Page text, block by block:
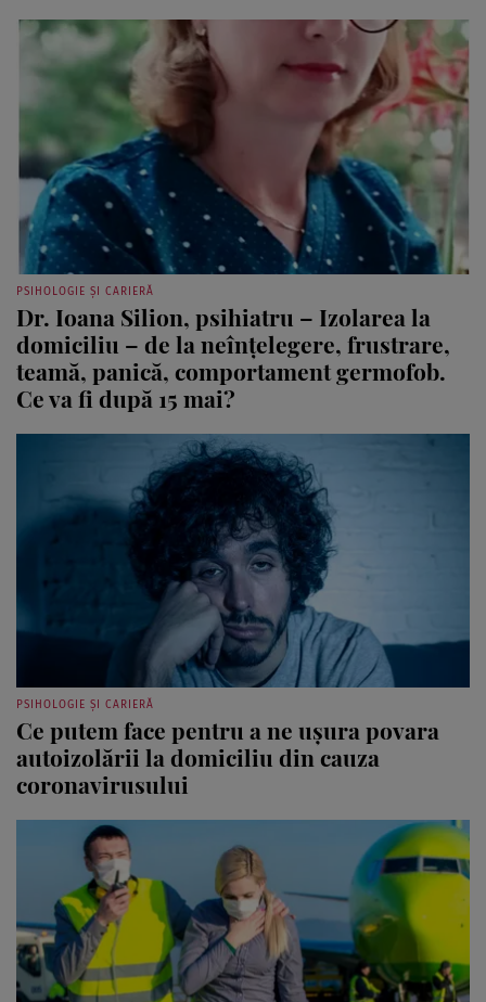
PSIHOLOGIE ȘI CARIERĂ
Dr. Ioana Silion, psihiatru – Izolarea la
domiciliu – de la neînţelegere, frustrare,
teamă, panică, comportament germofob.
Ce va fi după 15 mai?
PSIHOLOGIE ȘI CARIERĂ
Ce putem face pentru a ne uşura povara
autoizolării la domiciliu din cauza
coronavirusului